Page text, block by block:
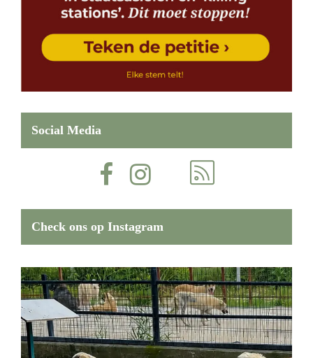
Social Media
Check ons op Instagram